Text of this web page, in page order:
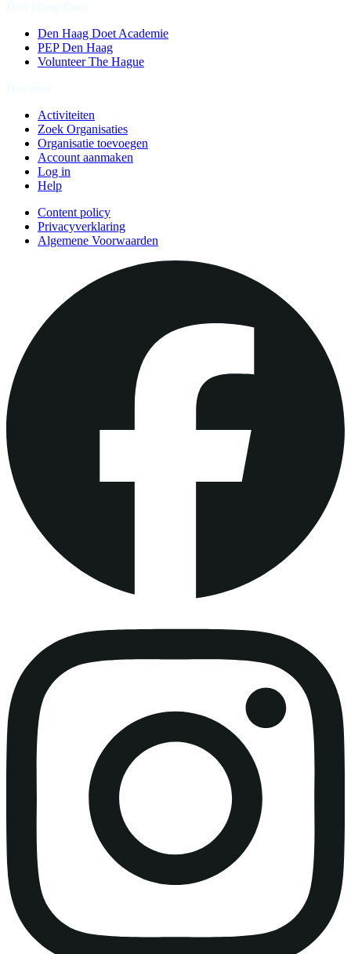
Den Haag Doet Academie
PEP Den Haag
Volunteer The Hague
Activiteiten
Zoek Organisaties
Organisatie toevoegen
Account aanmaken
Log in
Help
Content policy
Privacyverklaring
Algemene Voorwaarden